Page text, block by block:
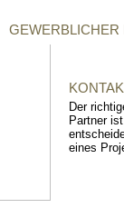
GEWERBLICHER
Der
Partner
eines